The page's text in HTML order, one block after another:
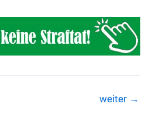
weiter →